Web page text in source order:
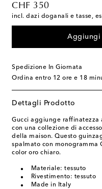
CHF 350
original price
incl. dazi doganali e tasse,
Aggiungi
Spedizione In Giornata
Ordina entro 12 ore e 18
Dettagli Prodotto
Gucci aggiunge raffinatezza
con una collezione di
della maison. Questo
spalmato con monogramma
color oro chiaro.
Materiale: tessuto
Rivestimento: tessuto
Made in Italy